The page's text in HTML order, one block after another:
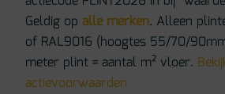
Geldig opalle merken. Alleen
of RAL9016 (hoogtes 55/70/
meter plint = aantal m² vloer.
actievoorwaarden